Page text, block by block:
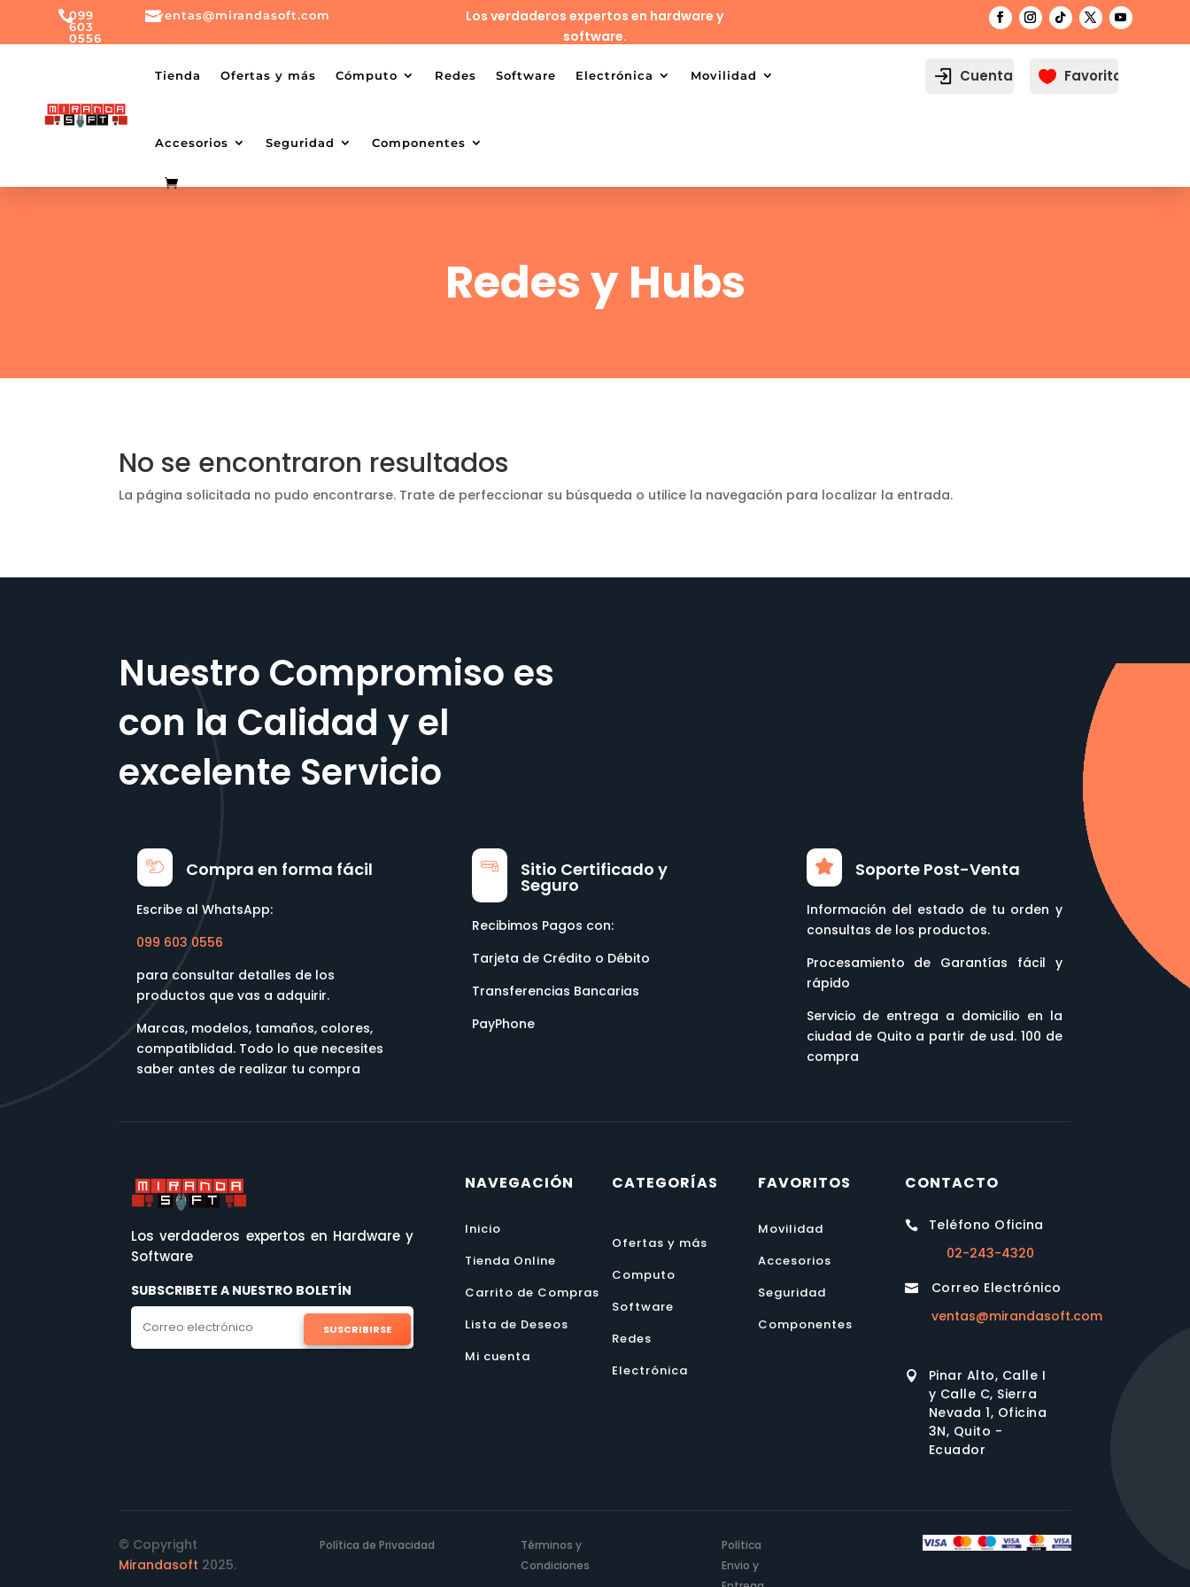
099
603
0556
0556
ventas@mirandasoft.com
mailto:ventas@mirandasoft.com
Los verdaderos expertos en hardware y
software.
Tienda Ofertas y más Cómputo Redes Software Electrónica Movilidad
Accesorios Seguridad Componentes
Cuenta  Favoritos
Redes y Hubs
No se encontraron resultados
La página solicitada no pudo encontrarse. Trate de perfeccionar su búsqueda o utilice la navegación para localizar la entrada.
Nuestro Compromiso es
con la Calidad y el
excelente Servicio
Compra en forma fácil
Escribe al WhatsApp:
099 603 0556
para consultar detalles de los
productos que vas a adquirir.
Marcas, modelos, tamaños, colores,
compatiblidad. Todo lo que necesites
saber antes de realizar tu compra
Sitio Certificado y
Seguro
Recibimos Pagos con:
Tarjeta de Crédito o Débito
Transferencias Bancarias
PayPhone
Soporte Post-Venta
Información del estado de tu orden y
consultas de los productos.
Procesamiento de Garantías fácil y
rápido
Servicio de entrega a domicilio en la
ciudad de Quito a partir de usd. 100 de
compra
Los verdaderos expertos en Hardware y
Software
SUBSCRIBETE A NUESTRO BOLETÍN
SUSCRIBIRSE
NAVEGACIÓN
Inicio
Tienda Online
Carrito de Compras
Lista de Deseos
Mi cuenta
CATEGORÍAS
Ofertas y más
Computo
Software
Redes
Electrónica
FAVORITOS
Movilidad
Accesorios
Seguridad
Componentes
CONTACTO

Teléfono Oficina
02-243-4320

Correo Electrónico
ventas@mirandasoft.com

Pinar Alto, Calle I
y Calle C, Sierra
Nevada 1, Oficina
3N, Quito -
Ecuador
© Copyright
Mirandasoft 2025.
Política de Privacidad
Términos y
Condiciones
Política
Envio y